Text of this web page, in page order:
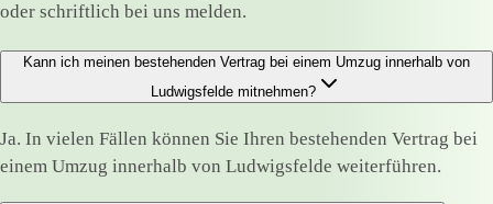
oder schriftlich bei uns melden.
Kann ich meinen bestehenden Vertrag bei einem Umzug innerhalb von
Ludwigsfelde mitnehmen?
Ja. In vielen Fällen können Sie Ihren bestehenden Vertrag bei
einem Umzug innerhalb von Ludwigsfelde weiterführen.